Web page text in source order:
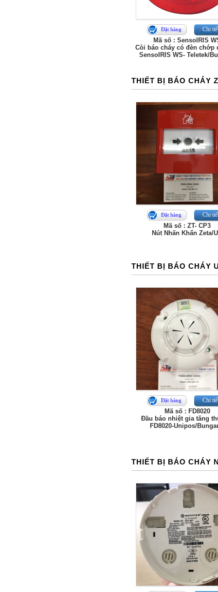
Đặt hàng Chi
Mã số : SensoIRIS
Còi báo cháy có đèn chớp
SensoIRIS WS- Teletek/
THIẾT BỊ BÁO CHÁY
Đặt hàng Chi
Mã số : ZT- CP3
Nút Nhấn Khẩn Zeta/
THIẾT BỊ BÁO CHÁY
Đặt hàng Chi
Mã số : FD8020
Đầu báo nhiệt gia tăng
FD8020-Unipos/
THIẾT BỊ BÁO CHÁY